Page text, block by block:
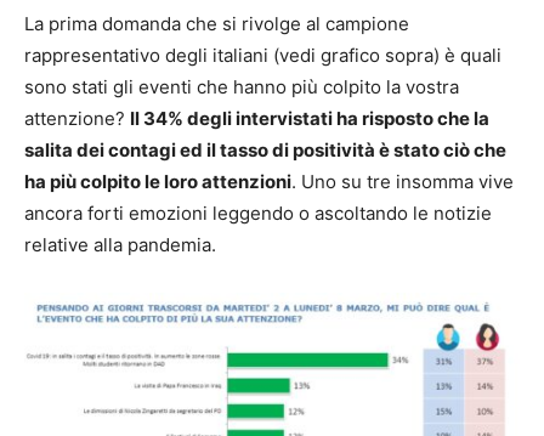
La prima domanda che si rivolge al campione
rappresentativo degli italiani (vedi grafico sopra) è quali
sono stati gli eventi che hanno più colpito la vostra
attenzione? Il 34% degli intervistati ha risposto che la
salita dei contagi ed il tasso di positività è stato ciò che
ha più colpito le loro attenzioni. Uno su tre insomma vive
ancora forti emozioni leggendo o ascoltando le notizie
relative alla pandemia.